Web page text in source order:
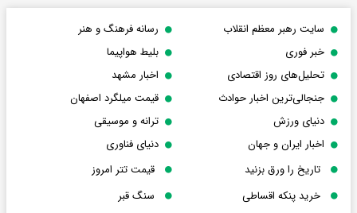
سایت رهبر معظم انقلاب
رسانه فرهنگ و هنر
خبر فوری
بلیط هواپیما
تحلیل‌های روز اقتصادی
اخبار مشهد
جنجالی‌ترین اخبار حوادث
قیمت میلگرد اصفهان
دنیای ورزش
ترانه و موسیقی
اخبار ایران و جهان
دنیای فناوری
تاریخ را ورق بزنید
قیمت تتر امروز
خرید پنکه اقساطی
سنگ قبر